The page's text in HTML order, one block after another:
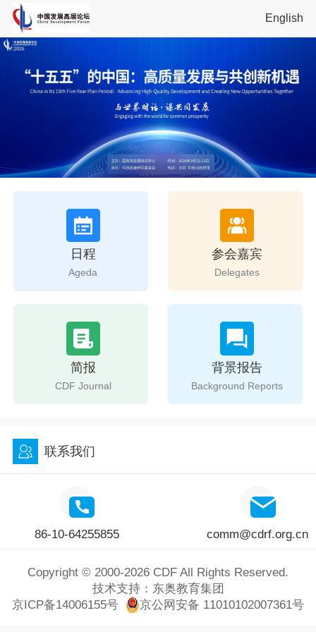
English
日程
Ageda
参会嘉宾
Delegates
简报
CDF Journal
背景报告
Background Reports
联系我们
86-10-64255855 comm@cdrf.org.cn
Copyright © 2000-2026 CDF All Rights Reserved.
技术支持： 东奥教育集团
京ICP备14006155号
京公网安备 11010102007361号